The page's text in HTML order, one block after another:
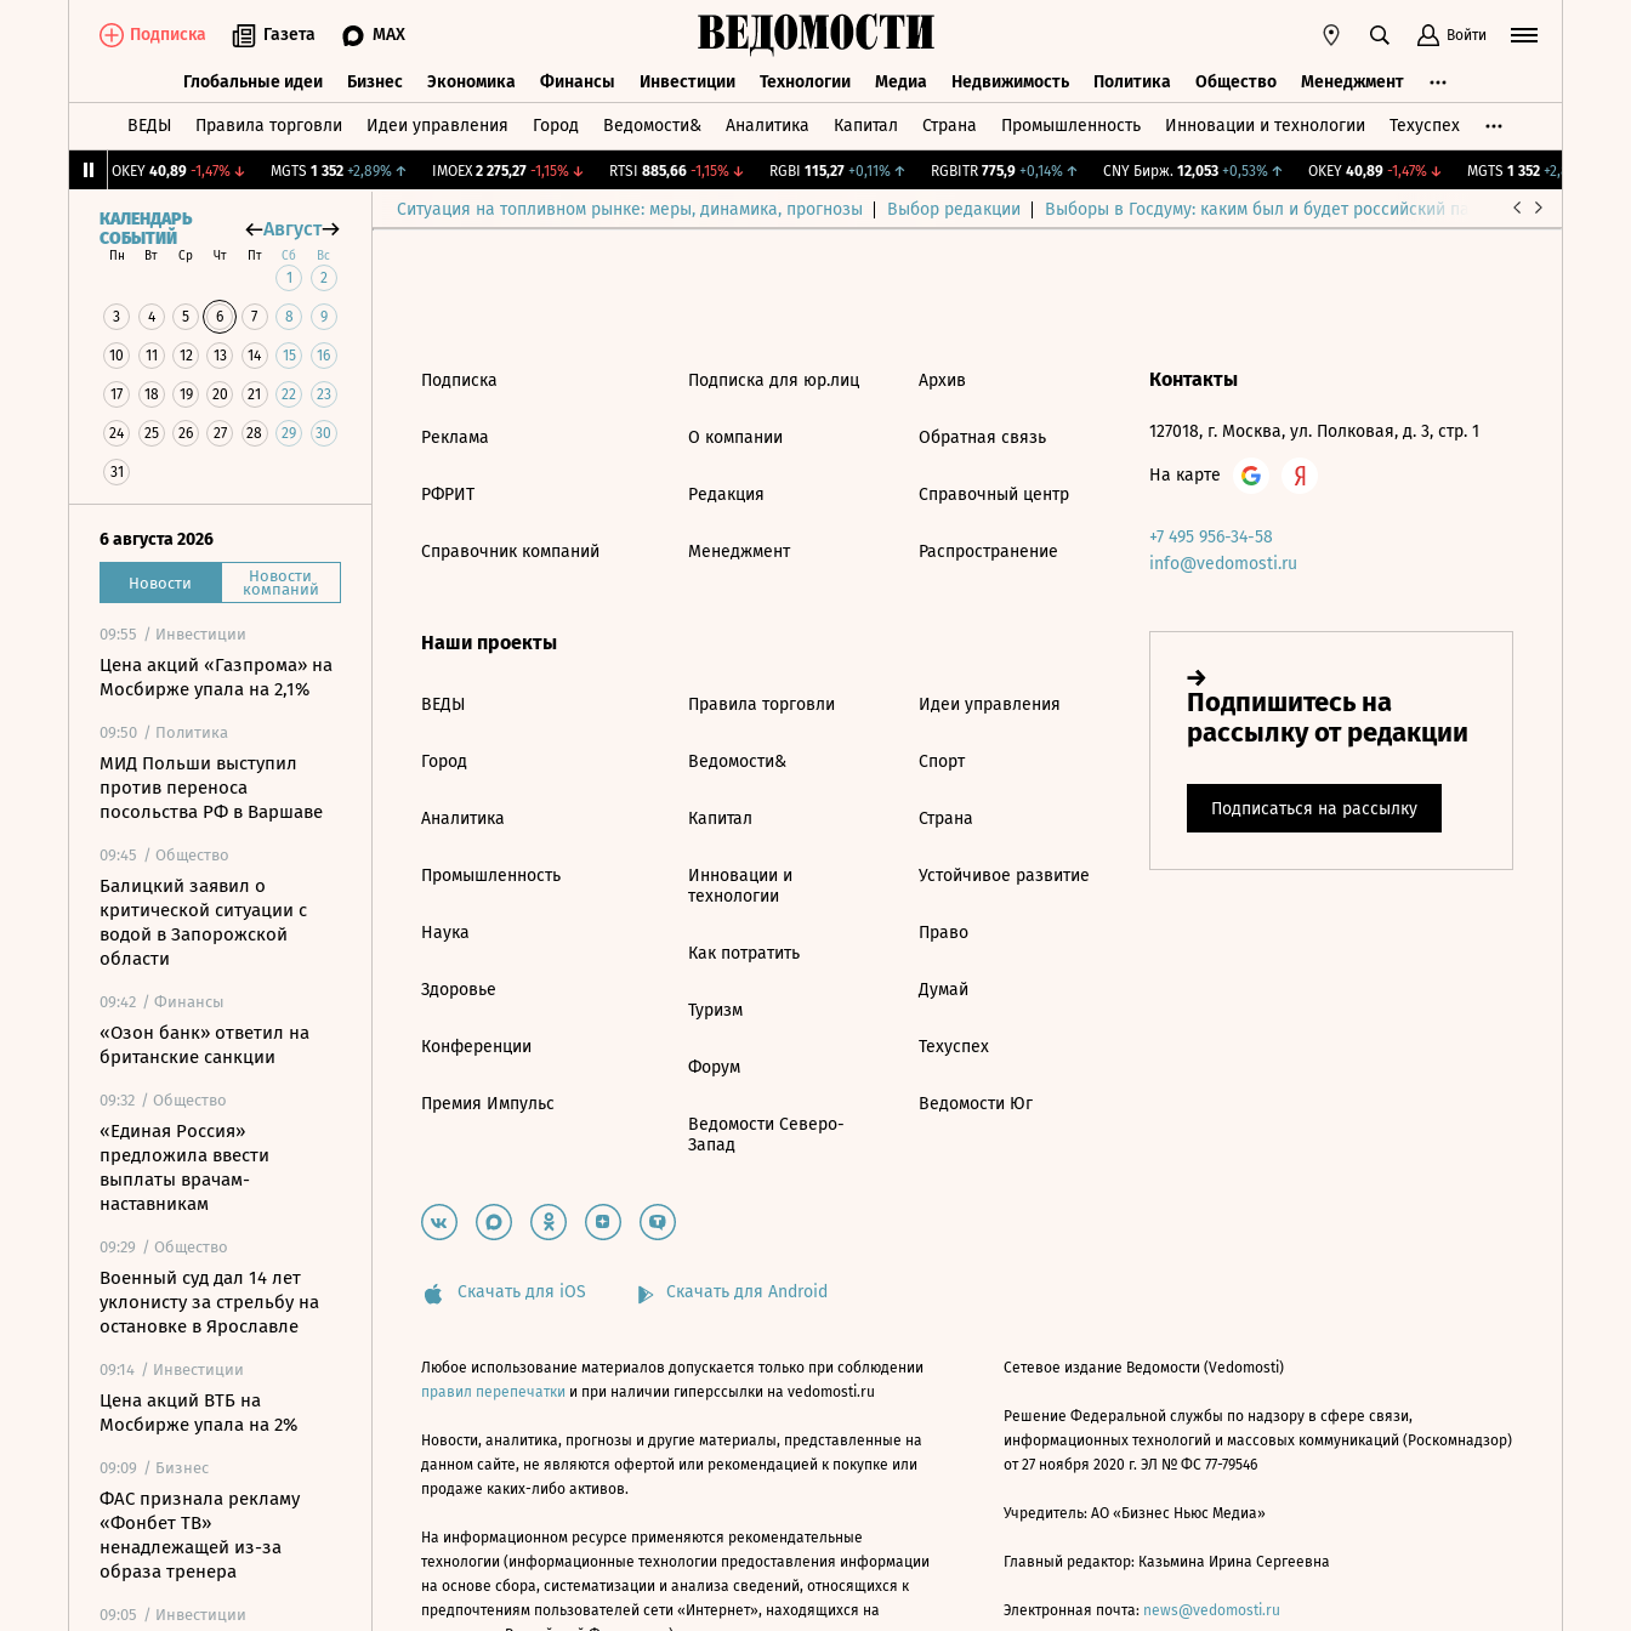
Подписка Газета MAX Войти
Глобальные идеи Бизнес Экономика Финансы Инвестиции Технологии Медиа Недвижимость Политика Общество Менеджмент
ВЕДЫ Правила торговли Идеи управления Город Ведомости& Аналитика Капитал Страна Промышленность Инновации и технологии Техуспех
OKEY 40,89 -1,47%↓ MGTS 1 352 +2,89%↑ IMOEX 2 275,27 -1,15%↓ RTSI 885,66 -1,15%↓ RGBI 115,27 +0,11%↑ RGBITR 775,9 +0,14%↑ CNY Бирж. 12,053 +0,53%↑ OKEY 40,89 -1,47%↓ MGTS 1 352 +2,89%
Ситуация на топливном рынке: меры, динамика, прогнозы Выбор редакции Выборы в Госдуму: каким был и будет российский парламент
КАЛЕНДАРЬ
СОБЫТИЙ
Август
Пн Вт Ср Чт Пт Сб Вс
1 2
3 4 5 6 7 8 9
10 11 12 13 14 15 16
17 18 19 20 21 22 23
24 25 26 27 28 29 30
31
6 августа 2026
Новости Новости
компаний
09:55 / Инвестиции
Цена акций «Газпрома» на
Мосбирже упала на 2,1%
09:50 / Политика
МИД Польши выступил
против переноса
посольства РФ в Варшаве
09:45 / Общество
Балицкий заявил о
критической ситуации с
водой в Запорожской
области
09:42 / Финансы
«Озон банк» ответил на
британские санкции
09:32 / Общество
«Единая Россия»
предложила ввести
выплаты врачам-
наставникам
09:29 / Общество
Военный суд дал 14 лет
уклонисту за стрельбу на
остановке в Ярославле
09:14 / Инвестиции
Цена акций ВТБ на
Мосбирже упала на 2%
09:09 / Бизнес
ФАС признала рекламу
«Фонбет ТВ»
ненадлежащей из-за
образа тренера
09:05 / Инвестиции
Подписка
Реклама
РФРИТ
Справочник компаний
Подписка для юр.лиц
О компании
Редакция
Менеджмент
Архив
Обратная связь
Справочный центр
Распространение
Наши проекты
ВЕДЫ
Город
Аналитика
Промышленность
Наука
Здоровье
Конференции
Премия Импульс
Правила торговли
Ведомости&
Капитал
Инновации и
технологии
Как потратить
Туризм
Форум
Ведомости Северо-
Запад
Идеи управления
Спорт
Страна
Устойчивое развитие
Право
Думай
Техуспех
Ведомости Юг
Контакты
127018, г. Москва, ул. Полковая, д. 3, стр. 1
На карте
+7 495 956-34-58
info@vedomosti.ru
Скачать для iOS Скачать для Android
Любое использование материалов допускается только при соблюдении
правил перепечатки и при наличии гиперссылки на vedomosti.ru
Новости, аналитика, прогнозы и другие материалы, представленные на
данном сайте, не являются офертой или рекомендацией к покупке или
продаже каких-либо активов.
На информационном ресурсе применяются рекомендательные
технологии (информационные технологии предоставления информации
на основе сбора, систематизации и анализа сведений, относящихся к
предпочтениям пользователей сети «Интернет», находящихся на
Сетевое издание Ведомости (Vedomosti)
Решение Федеральной службы по надзору в сфере связи,
информационных технологий и массовых коммуникаций (Роскомнадзор)
от 27 ноября 2020 г. ЭЛ № ФС 77-79546
Учредитель: АО «Бизнес Ньюс Медиа»
Главный редактор: Казьмина Ирина Сергеевна
Электронная почта: news@vedomosti.ru